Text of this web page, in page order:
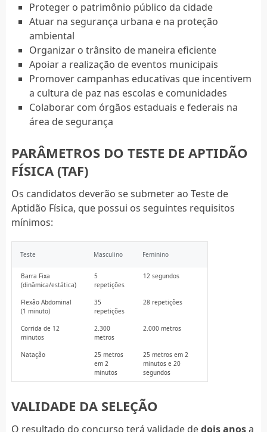
Proteger o patrimônio público da cidade
Atuar na segurança urbana e na proteção
ambiental
Organizar o trânsito de maneira eficiente
Apoiar a realização de eventos municipais
Promover campanhas educativas que incentivem
a cultura de paz nas escolas e comunidades
Colaborar com órgãos estaduais e federais na
área de segurança
PARÂMETROS DO TESTE DE APTIDÃO
FÍSICA (TAF)
Os candidatos deverão se submeter ao Teste de
Aptidão Física, que possui os seguintes requisitos
mínimos:
Teste Masculino Feminino
Barra Fixa
(dinâmica/estática)
5
repetições
12 segundos
Flexão Abdominal
(1 minuto)
35
repetições
28 repetições
Corrida de 12
minutos
2.300
metros
2.000 metros
Natação
25 metros
em 2
minutos
25 metros em 2
minutos e 20
segundos
VALIDADE DA SELEÇÃO
O resultado do concurso terá validade dedois anosa